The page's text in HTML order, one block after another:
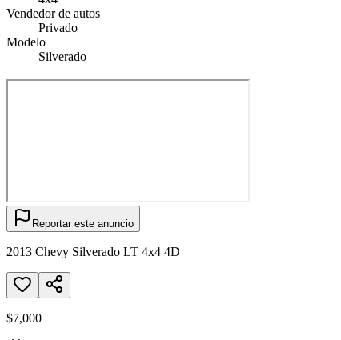
Vendedor de autos
Privado
Modelo
Silverado
Reportar este anuncio
2013 Chevy Silverado LT 4x4 4D
$7,000